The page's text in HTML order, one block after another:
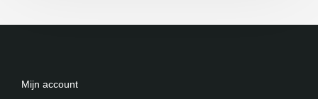
Mijn account